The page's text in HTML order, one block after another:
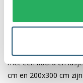
Afhankelijk van de
voorzien van
met een koord en
cm en 200x300 cm